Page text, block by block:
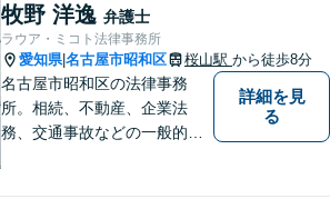
牧野 洋逸 弁護士
ラウア・ミコト法律事務所
愛知県|名古屋市昭和区 桜山駅 から徒歩8分
名古屋市昭和区の法律事務
所。相続、不動産、企業法
務、交通事故などの一般的な
詳細を見
る